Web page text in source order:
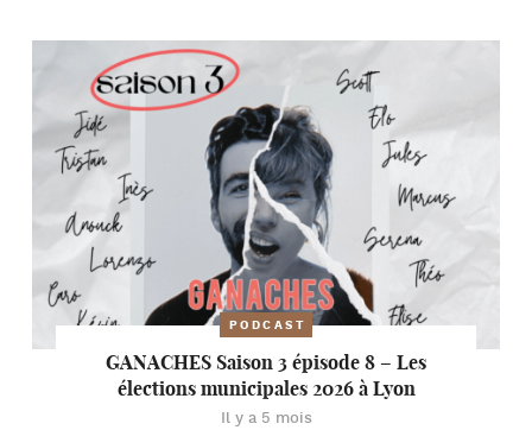
PODCAST
GANACHES Saison 3 épisode 8 – Les
élections municipales 2026 à Lyon
Il y a 5 mois